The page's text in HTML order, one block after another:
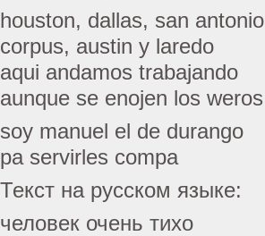
houston, dallas, san antonio
corpus, austin y laredo
aqui andamos trabajando
aunque se enojen los weros
soy manuel el de durango
pa servirles compa
Текст на русском языке:
человек очень тихо